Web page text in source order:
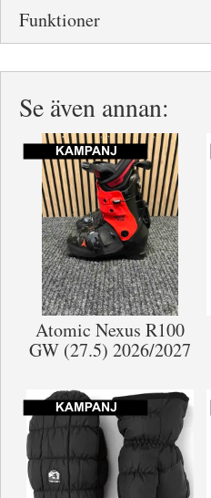
Funktioner
Se även annan:
Atomic Nexus R100
GW (27.5) 2026/2027